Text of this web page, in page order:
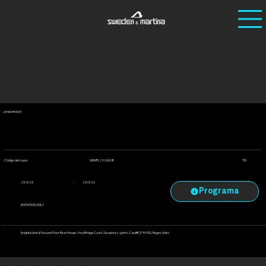
Jones Andoni
Knights Dental Ground Floor River House, Ynys Bridge Court, Gwaelod-y-garth, Cardiff CF15 9SS, Regno Unito
Código del curso: UKIMPL2026008 EN
25/3/26 25/3/26
-
INVITATION ONLY